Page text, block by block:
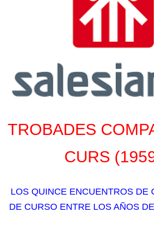
TROBADES
CURS
LOS QUINCE ENCUENTROS DE
DE CURSO ENTRE LOS AÑOS